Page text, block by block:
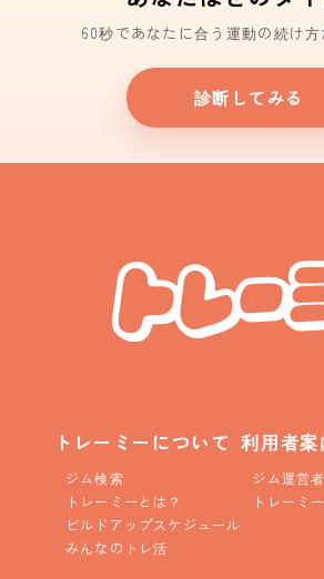
60秒であなたに合う運動の続け
診断してみる
トレーミーについて
ジム検索
トレーミーとは？
ビルドアップスケジュール
みんなのトレ活
利用者案
ジム運営
トレーミ